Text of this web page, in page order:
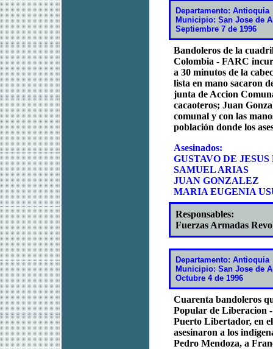
Departamento: Antioquia
Municipio: San Jose de
Septiembre 7 de 1996
Bandoleros de la
Colombia - FARC
a 30 minutos de la
lista en mano sacaron
junta de Accion
cacaoteros; Juan
comunal y con las
población donde los
Asesinados:
GUSTAVO DE
SAMUEL ARIAS
JUAN GONZALEZ
MARIA EUGENIA
Responsables:
Fuerzas Armadas
Departamento: Antioquia
Municipio: San Jose de
Octubre 4 de 1996
Cuarenta bandoleros
Popular de Liberacion
Puerto Libertador, en
asesinaron a los
Pedro Mendoza, a